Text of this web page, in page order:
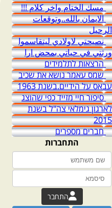
مسك الختام واخر كلام !!!
الايمان بالله..وتوقعات
الرحيل
نصيحتي لاولادي ليتقاسموا
ورثتي في حياتي بمحض ارا
הרצאות לתלמידים
שמס עאמר נושא את שכיב
עבאס על הידיים.בשנת 1963
סיפור חיי מזייד כפי שהוצג
לארגון גימלאי צה"ל בשנת
2015
חברים מספרים
התחברות
התחבר